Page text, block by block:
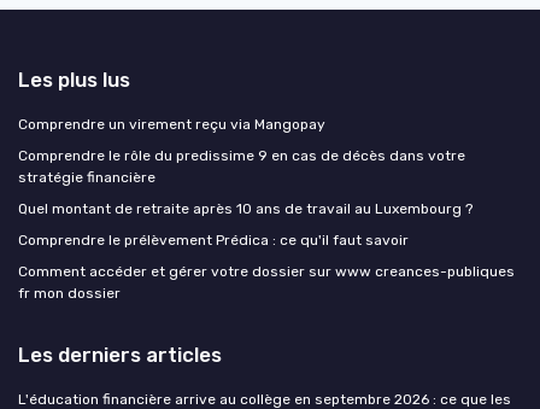
Les plus lus
Comprendre un virement reçu via Mangopay
Comprendre le rôle du predissime 9 en cas de décès dans votre
stratégie financière
Quel montant de retraite après 10 ans de travail au Luxembourg ?
Comprendre le prélèvement Prédica : ce qu'il faut savoir
Comment accéder et gérer votre dossier sur www creances-publiques
fr mon dossier
Les derniers articles
L'éducation financière arrive au collège en septembre 2026 : ce que les